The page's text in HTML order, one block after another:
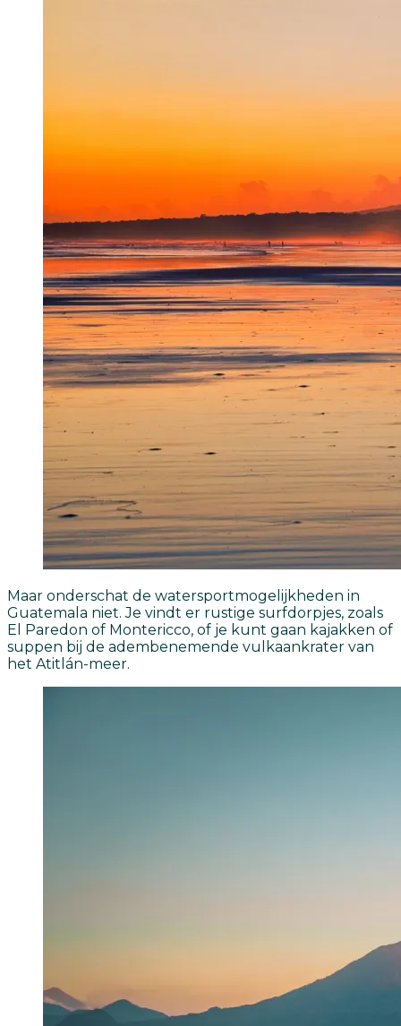
Maar onderschat de watersportmogelijkheden in
Guatemala niet. Je vindt er rustige surfdorpjes, zoals
El Paredon of Montericco, of je kunt gaan kajakken of
suppen bij de adembenemende vulkaankrater van
het Atitlán-meer.